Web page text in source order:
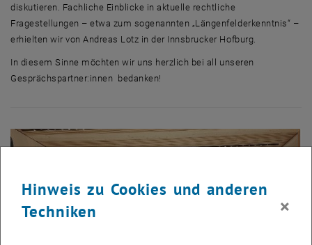
diskutieren. Fachliche Einblicke in aktuelle rechtliche
Fragestellungen – etwa zum sogenannten „Längenfelderkenntnis“ –
erhielten wir von Andreas Lotz in der Innsbrucker Hofburg.
In diesem Sinne möchten wir uns herzlich bei all unseren
Gesprächspartner:innen bedanken!
Hinweis zu Cookies und anderen
Techniken
×